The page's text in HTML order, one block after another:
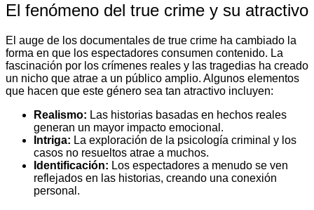
El fenómeno del true crime y su atractivo
El auge de los documentales de true crime ha cambiado la
forma en que los espectadores consumen contenido. La
fascinación por los crímenes reales y las tragedias ha creado
un nicho que atrae a un público amplio. Algunos elementos
que hacen que este género sea tan atractivo incluyen:
Realismo: Las historias basadas en hechos reales
generan un mayor impacto emocional.
Intriga: La exploración de la psicología criminal y los
casos no resueltos atrae a muchos.
Identificación: Los espectadores a menudo se ven
reflejados en las historias, creando una conexión
personal.